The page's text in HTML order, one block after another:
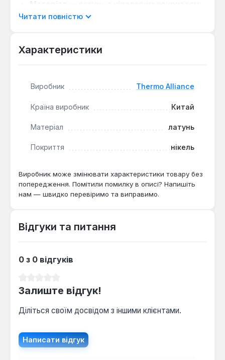
забезпечує стійкість до вологи та механічних
Виробництво — Китай:
Підходить для підключення змішувачів, фільтрів,
манометрів та інших пристроїв з різьбою 3/8" або
Читати повністю
Характеристики
Виробник Thermo Alliance
Країна виробник Китай
Матеріал латунь
Покриття нікель
Виробник може змінювати характеристики товару без
попередження. Помітили помилку в описі? Напишіть
нам — швидко перевіримо та виправимо.
Відгуки та питання
0 з 0 відгуків
Залиште відгук!
Діліться своїм досвідом з іншими клієнтами.
Написати відгук